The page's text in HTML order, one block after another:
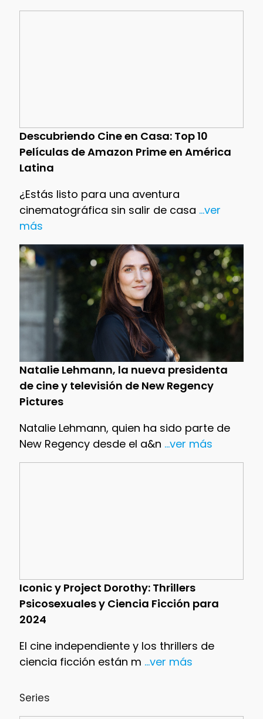
Descubriendo Cine en Casa: Top 10
Películas de Amazon Prime en América
Latina
¿Estás listo para una aventura
cinematográfica sin salir de casa ...ver
más
Natalie Lehmann, la nueva presidenta
de cine y televisión de New Regency
Pictures
Natalie Lehmann, quien ha sido parte de
New Regency desde el a&n ...ver más
Iconic y Project Dorothy: Thrillers
Psicosexuales y Ciencia Ficción para
2024
El cine independiente y los thrillers de
ciencia ficción están m ...ver más
Series